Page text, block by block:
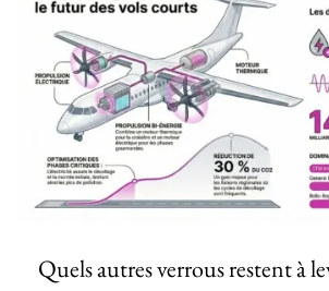
Quels autres verrous restent à